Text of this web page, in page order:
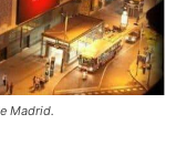
Madrid.